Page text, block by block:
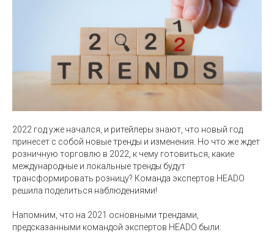
2022 год уже начался, и ритейлеры знают, что новый год
принесет с собой новые тренды и изменения. Но что же ждет
розничную торговлю в 2022, к чему готовиться, какие
международные и локальные тренды будут
трансформировать розницу? Команда экcпертов HEADO
решила поделиться наблюдениями!
Напомним, что на 2021 основными трендами,
предсказанными командой экспертов HEADO были: